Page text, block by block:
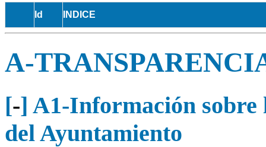
Id INDICE
A-
[-] A1-Información sobre
del Ayuntamiento